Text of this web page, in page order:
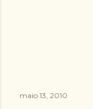
maio 13, 2010